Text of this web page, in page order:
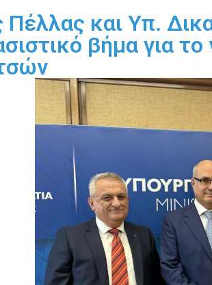
και Υπ.
βήμα για